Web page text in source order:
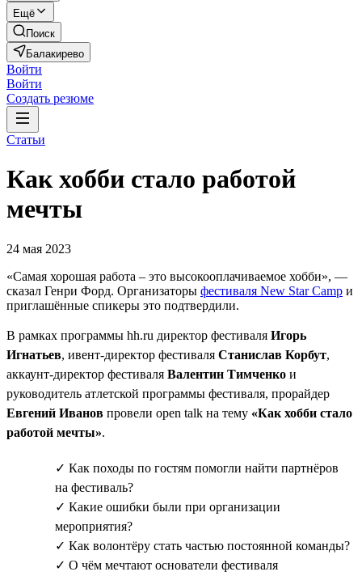
Ещё
Поиск
Балакирево
Войти
Войти
Создать резюме
Статьи
Как хобби стало работой
мечты
24 мая 2023
«Самая хорошая работа – это высокооплачиваемое хобби», —
сказал Генри Форд. Организаторы фестиваля New Star Camp и
приглашённые спикеры это подтвердили.
В рамках программы hh.ru директор фестиваля Игорь
Игнатьев, ивент-директор фестиваля Станислав Корбут,
аккаунт-директор фестиваля Валентин Тимченко и
руководитель атлетской программы фестиваля, прорайдер
Евгений Иванов провели open talk на тему «Как хобби стало
работой мечты».
✓ Как походы по гостям помогли найти партнёров
на фестиваль?
✓ Какие ошибки были при организации
мероприятия?
✓ Как волонтёру стать частью постоянной команды?
✓ О чём мечтают основатели фестиваля